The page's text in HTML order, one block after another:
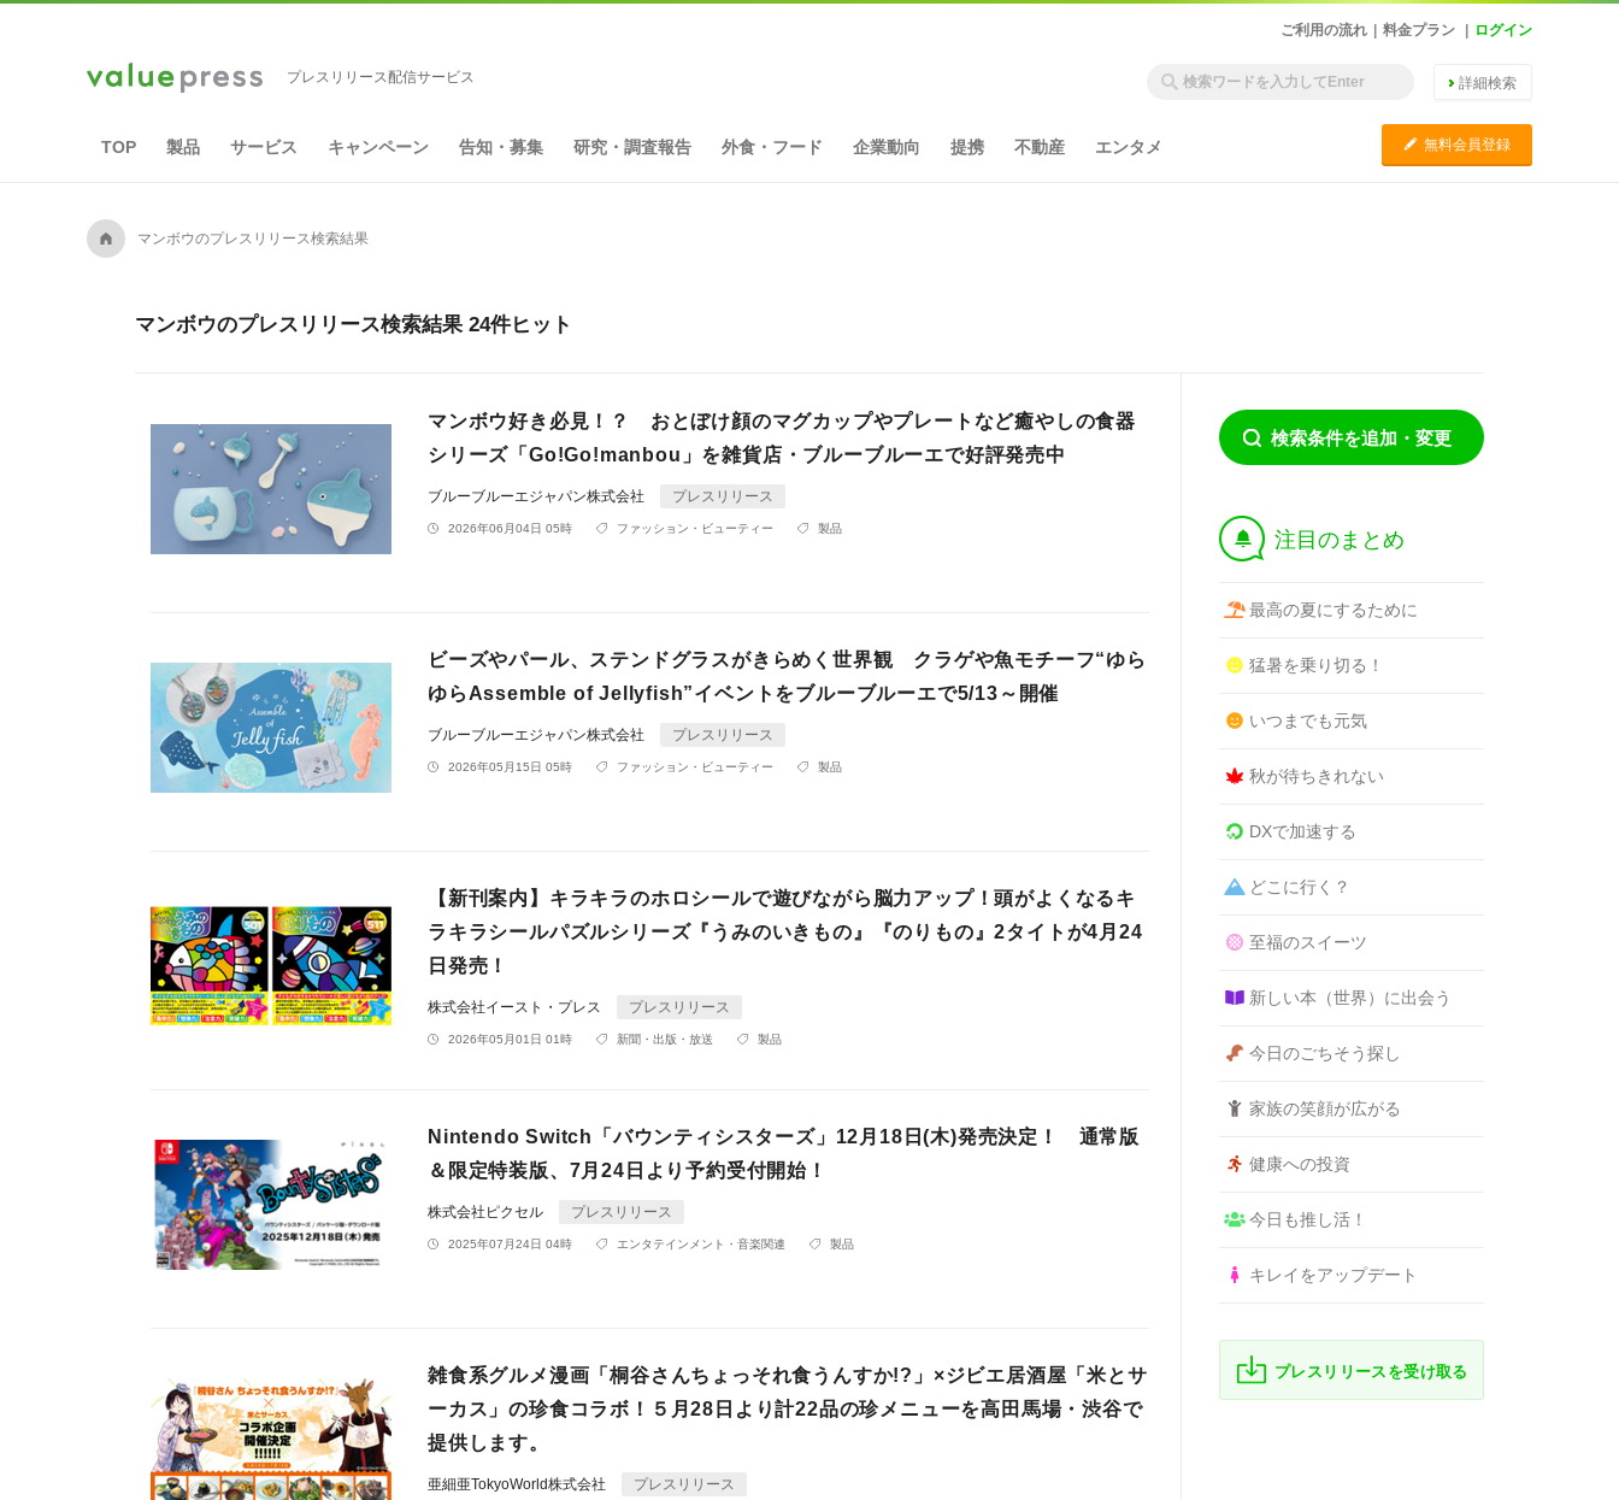
ご利用の流れ 料金プラン ログイン
プレスリリース配信サービス 詳細検索
TOP 製品 サービス キャンペーン 告知・募集 研究・調査報告 外食・フード 企業動向 提携 不動産 エンタメ C 無料会員登録
A マンボウのプレスリリース検索結果
マンボウのプレスリリース検索結果 24件ヒット
マンボウ好き必見！？ おとぼけ顔のマグカップやプレートなど癒やしの食器
シリーズ「Go!Go!manbou」を雑貨店・ブルーブルーエで好評発売中
ブルーブルーエジャパン株式会社 プレスリリース
2026年06月04日 05時 ファッション・ビューティー 製品
ビーズやパール、ステンドグラスがきらめく世界観 クラゲや魚モチーフ“ゆら
ゆらAssemble of Jellyfish”イベントをブルーブルーエで5/13～開催
ブルーブルーエジャパン株式会社 プレスリリース
2026年05月15日 05時 ファッション・ビューティー 製品
【新刊案内】キラキラのホロシールで遊びながら脳力アップ！頭がよくなるキ
ラキラシールパズルシリーズ『うみのいきもの』『のりもの』2タイトが4月24
日発売！
株式会社イースト・プレス プレスリリース
2026年05月01日 01時 新聞・出版・放送 製品
Nintendo Switch「バウンティシスターズ」12月18日(木)発売決定！ 通常版
＆限定特装版、7月24日より予約受付開始！
株式会社ピクセル プレスリリース
2025年07月24日 04時 エンタテインメント・音楽関連 製品
雑食系グルメ漫画「桐谷さんちょっそれ食うんすか!?」×ジビエ居酒屋「米とサ
ーカス」の珍食コラボ！５月28日より計22品の珍メニューを高田馬場・渋谷で
提供します。
亜細亜TokyoWorld株式会社 プレスリリース
検索条件を追加・変更
† 注目のまとめ
最高の夏にするために
猛暑を乗り切る！
いつまでも元気
秋が待ちきれない
DXで加速する
どこに行く？
至福のスイーツ
新しい本（世界）に出会う
今日のごちそう探し
家族の笑顔が広がる
健康への投資
今日も推し活！
キレイをアップデート
プレスリリースを受け取る